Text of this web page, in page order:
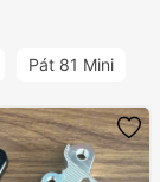
Pát 81 Mini